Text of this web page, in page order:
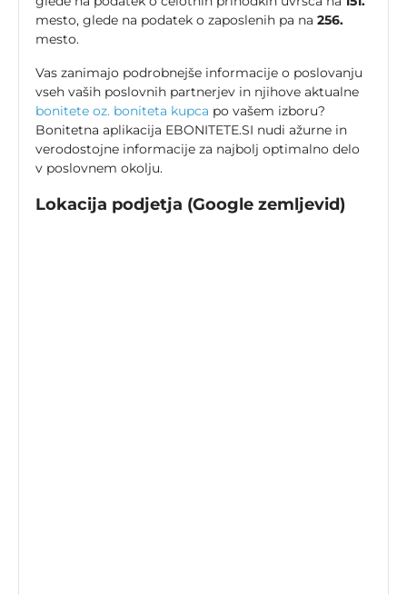
mesto, glede na podatek o zaposlenih pa na 256.
mesto.
Vas zanimajo podrobnejše informacije o poslovanju
vseh vaših poslovnih partnerjev in njihove aktualne
bonitete oz. boniteta kupca po vašem izboru?
Bonitetna aplikacija EBONITETE.SI nudi ažurne in
verodostojne informacije za najbolj optimalno delo
v poslovnem okolju.
Lokacija podjetja (Google zemljevid)